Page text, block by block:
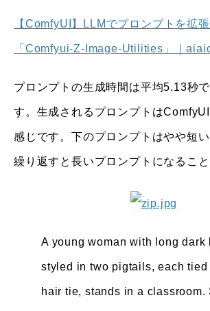
【ComfyUI】LLMでプロンプトを拡
「Comfyui-Z-Image-Utilities」｜
プロンプトの生成時間は平均5.13秒
す。生成されるプロンプトは
感じです。下のプロンプトはやや短
繰り返すと長いプロンプトになること
A young woman with long dark
styled in two pigtails, each
hair tie, stands in a classroom.